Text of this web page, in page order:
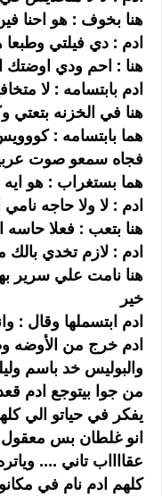
هنا بخوف : هو احنا
ادم : دي فيلتي وطبعا
هنا : احم ودي اوضتك
ادم بابتسامه : لا
هنا في الخزنه بتعتي
هما بابتسامه :
فجاه سمعو صوت
هما بستغراب : هو
ادم : لا ولا حاجه
هنا بتعب : فعلا حاسه
ادم : لازم تخدي
هنا نامت علي سرير
خير
ادم ابتسملها وقال :
ادم خرج من الأوضه
والبوليس خد باسم
من جوا بيتوجع ادم
يفكر في حياتو الي
انو غلطان بس معقول
عقااااب تاني ....
كلهم ادم نام في